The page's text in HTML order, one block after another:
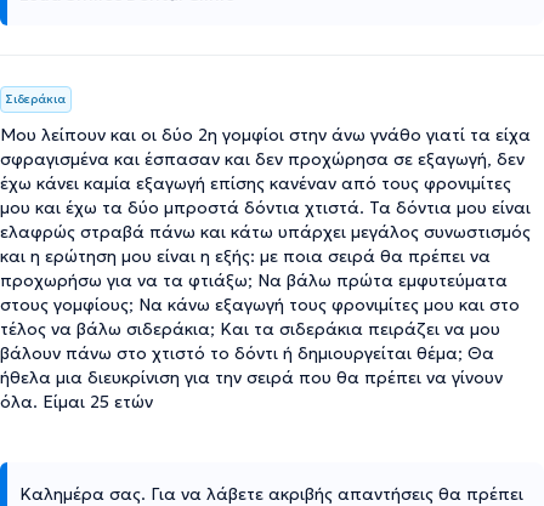
Σιδεράκια
Μου λείπουν και οι δύο 2η γομφίοι στην άνω γνάθο γιατί τα είχα
σφραγισμένα και έσπασαν και δεν προχώρησα σε εξαγωγή, δεν
έχω κάνει καμία εξαγωγή επίσης κανέναν από τους φρονιμίτες
μου και έχω τα δύο μπροστά δόντια χτιστά. Τα δόντια μου είναι
ελαφρώς στραβά πάνω και κάτω υπάρχει μεγάλος συνωστισμός
και η ερώτηση μου είναι η εξής: με ποια σειρά θα πρέπει να
προχωρήσω για να τα φτιάξω; Να βάλω πρώτα εμφυτεύματα
στους γομφίους; Να κάνω εξαγωγή τους φρονιμίτες μου και στο
τέλος να βάλω σιδεράκια; Και τα σιδεράκια πειράζει να μου
βάλουν πάνω στο χτιστό το δόντι ή δημιουργείται θέμα; Θα
ήθελα μια διευκρίνιση για την σειρά που θα πρέπει να γίνουν
όλα. Είμαι 25 ετών
Καλημέρα σας. Για να λάβετε ακριβής απαντήσεις θα πρέπει